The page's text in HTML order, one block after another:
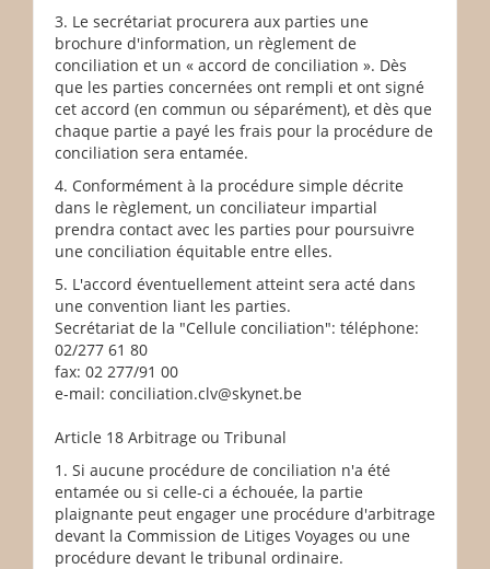
3. Le secrétariat procurera aux parties une
brochure d'information, un règlement de
conciliation et un « accord de conciliation ». Dès
que les parties concernées ont rempli et ont signé
cet accord (en commun ou séparément), et dès que
chaque partie a payé les frais pour la procédure de
conciliation sera entamée.
4. Conformément à la procédure simple décrite
dans le règlement, un conciliateur impartial
prendra contact avec les parties pour poursuivre
une conciliation équitable entre elles.
5. L'accord éventuellement atteint sera acté dans
une convention liant les parties.
Secrétariat de la "Cellule conciliation": téléphone:
02/277 61 80
fax: 02 277/91 00
e-mail: conciliation.clv@skynet.be
Article 18 Arbitrage ou Tribunal
1. Si aucune procédure de conciliation n'a été
entamée ou si celle-ci a échouée, la partie
plaignante peut engager une procédure d'arbitrage
devant la Commission de Litiges Voyages ou une
procédure devant le tribunal ordinaire.